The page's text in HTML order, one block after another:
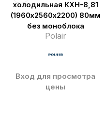
холодильная КХН-8,81
(1960х2560х2200) 80мм
без моноблока
Polair
Вход для просмотра
цены